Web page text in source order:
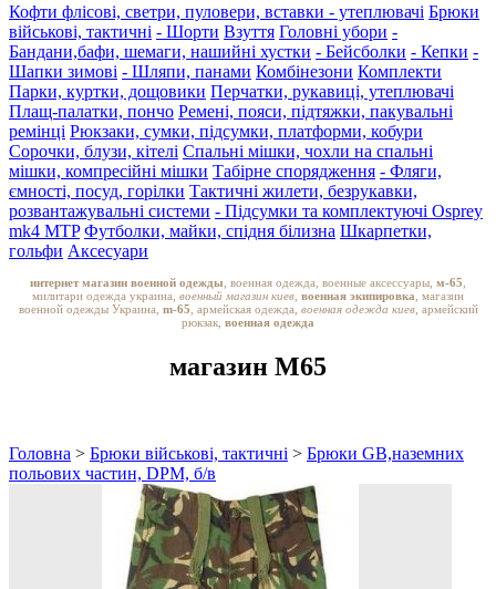
Кофти флісові, светри, пуловери, вставки - утеплювачі Брюки
військові, тактичні - Шорти Взуття Головні убори -
Бандани,бафи, шемаги, нашийні хустки - Бейсболки - Кепки -
Шапки зимові - Шляпи, панами Комбінезони Комплекти
Парки, куртки, дощовики Перчатки, рукавиці, утеплювачі
Плащ-палатки, пончо Ремені, пояси, підтяжки, пакувальні
ремінці Рюкзаки, сумки, підсумки, платформи, кобури
Сорочки, блузи, кітелі Спальні мішки, чохли на спальні
мішки, компресійні мішки Табірне спорядження - Фляги,
ємності, посуд, горілки Тактичні жилети, безрукавки,
розвантажувальні системи - Підсумки та комплектуючі Osprey
mk4 MTP Футболки, майки, спідня білизна Шкарпетки,
гольфи Аксесуари
интернет магазин военной одежды , военная одежда, военные аксессуары, м-65
милитари одежда украина, военный магазин киев, военная экипировка , магазин
военной одежды Украина, m-65 , армейская одежда, военная одежда киев, армейский
рюкзак, военная одежда
магазин M65
Головна > Брюки військові, тактичні > Брюки GB,наземних
польових частин, DPM, б/в